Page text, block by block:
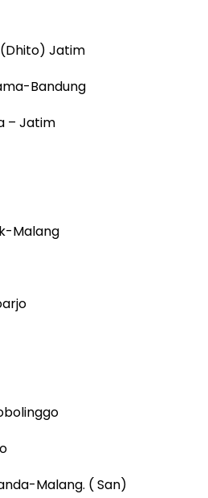
Jatim
Bandung
– Jatim
Malang
Malang. ( San)